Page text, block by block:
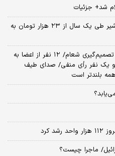
شد+ جزئیات
افزایش نجومی قیمت لبنیات/ قیمت شیر طی یک سال از ۲۳ هزار تومان به
اظهارات جدید معاون پزشکیان درباره تصمیم‌گیری شعام/ ۱۲ نفر از اعضا به
و یک نفر رأی منفی/ صدای طیف
بلندتر است
کرد
ماجرا چیست؟